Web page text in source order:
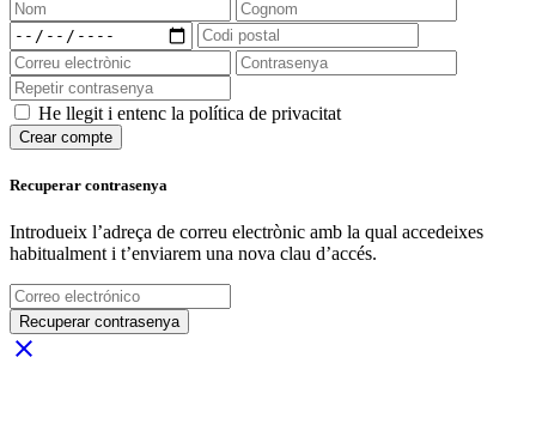
He llegit i entenc la política de privacitat
Crear compte
Recuperar contrasenya
Introdueix l’adreça de correu electrònic amb la qual accedeixes
habitualment i t’enviarem una nova clau d’accés.
Recuperar contrasenya
close